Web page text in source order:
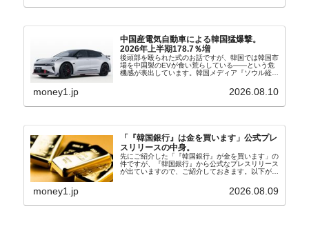
中国産電気自動車による韓国猛爆撃。
2026年上半期178.7％増
後頭部を殴られた式のお話ですが、韓国では韓国市
場を中国製のEVが食い荒らしている――という危
機感が表出しています。韓国メディア『ソウル経
ルは「中国EVの大攻勢…東風もプジョーと手を組
money1.jp 2026.08.10
「『韓国銀行』は金を買います」公式プレ
スリリースの中身。
先にご紹介した「『韓国銀行』が金を買います」の
件ですが、『韓国銀行』から公式なプレスリリース
が出ていますので、ご紹介しておきます。以下が全
れ協力体制を構築□『韓国銀行』は、国内生産金の
money1.jp 2026.08.09